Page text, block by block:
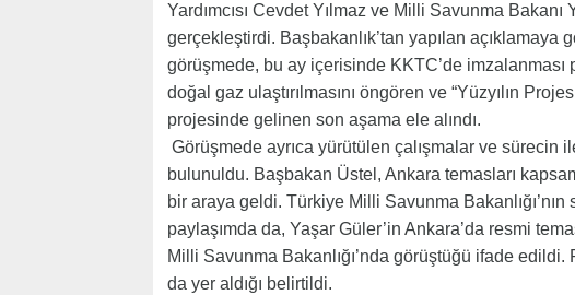
Yardımcısı Cevdet Yılmaz ve Milli Savunma
gerçekleştirdi. Başbakanlık’tan yapılan açıklamaya
görüşmede, bu ay içerisinde KKTC’de
doğal gaz ulaştırılmasını öngören ve “Yüzyılın
projesinde gelinen son aşama ele alındı.
Görüşmede ayrıca yürütülen çalışmalar ve sürecin
bulunuldu. Başbakan Üstel, Ankara temasları
bir araya geldi. Türkiye Milli Savunma
paylaşımda da, Yaşar Güler’in Ankara’da resmi
Milli Savunma Bakanlığı’nda görüştüğü ifade
da yer aldığı belirtildi.